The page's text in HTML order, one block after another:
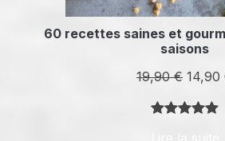
60 recettes saines et
saisons
19,90€ Le
prix
initial
14,90